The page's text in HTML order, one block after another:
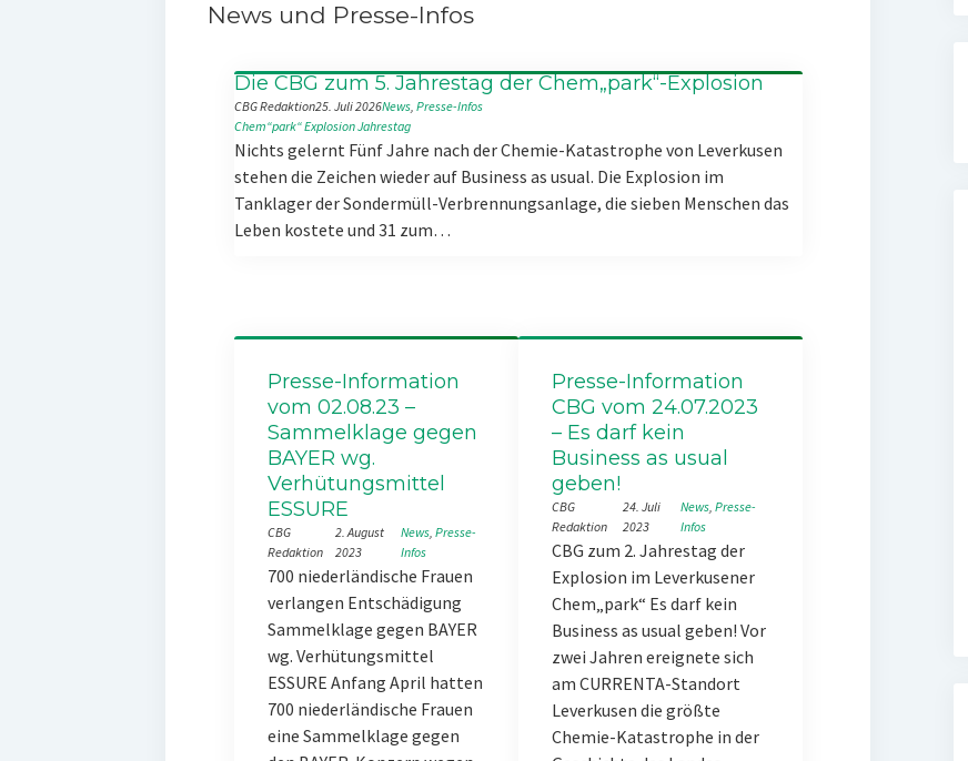
News und Presse-Infos
Die CBG zum 5. Jahrestag der Chem„park“-Explosion
CBG Redaktion25. Juli 2026News, Presse-Infos
Chem“park“ExplosionJahrestag
Nichts gelernt Fünf Jahre nach der Chemie-Katastrophe von Leverkusen
stehen die Zeichen wieder auf Business as usual. Die Explosion im
Tanklager der Sondermüll-Verbrennungsanlage, die sieben Menschen das
Leben kostete und 31 zum…
Presse-Information
vom 02.08.23 –
Sammelklage gegen
BAYER wg.
Verhütungsmittel
ESSURE
CBG
Redaktion
2. August
2023
News, Presse-
Infos
700 niederländische Frauen
verlangen Entschädigung
Sammelklage gegen BAYER
wg. Verhütungsmittel
ESSURE Anfang April hatten
700 niederländische Frauen
eine Sammelklage gegen
Presse-Information
CBG vom 24.07.2023
– Es darf kein
Business as usual
geben!
CBG
Redaktion
24. Juli
2023
News, Presse-
Infos
CBG zum 2. Jahrestag der
Explosion im Leverkusener
Chem„park“ Es darf kein
Business as usual geben! Vor
zwei Jahren ereignete sich
am CURRENTA-Standort
Leverkusen die größte
Chemie-Katastrophe in der